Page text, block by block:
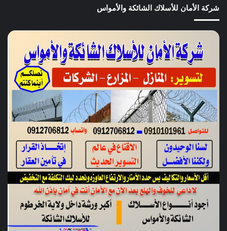
شركة الأمان للأسلاك الشائكة والأمواس